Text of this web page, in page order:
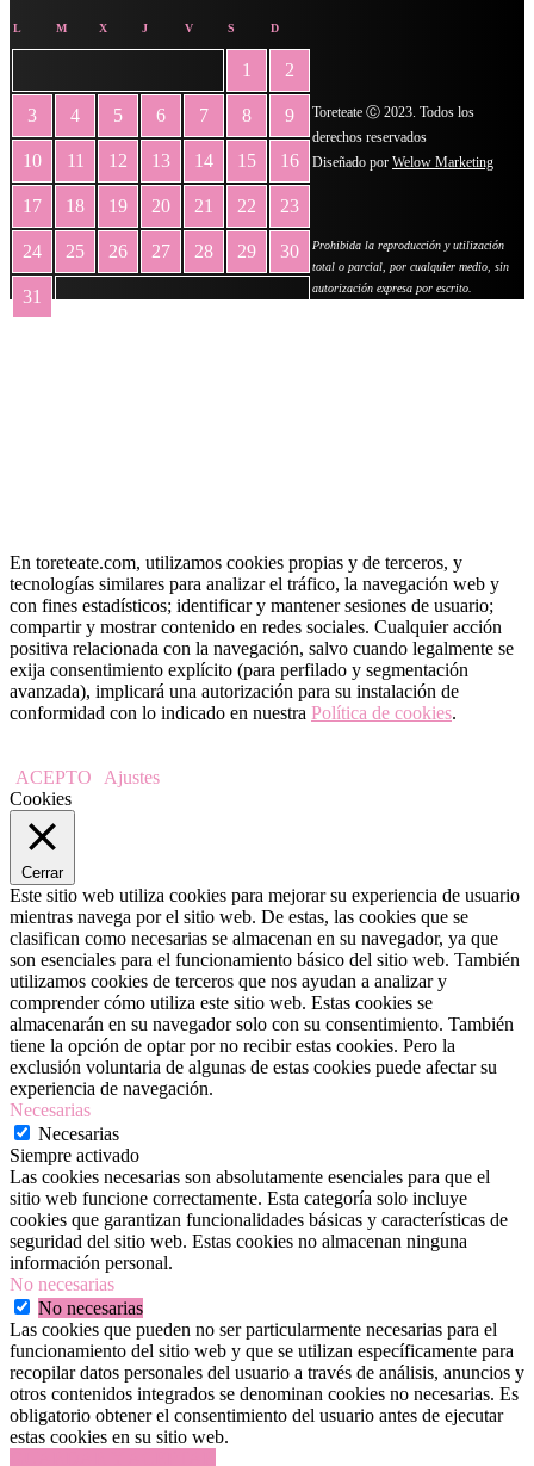
L M X J V S D
1 2
3 4 5 6 7 8 9
10 11 12 13 14 15 16
17 18 19 20 21 22 23
24 25 26 27 28 29 30
31
Toreteate Ⓒ 2023. Todos los
derechos reservados
Diseñado por Welow Marketing
Prohibida la reproducción y utilización
total o parcial, por cualquier medio, sin
autorización expresa por escrito.
En toreteate.com, utilizamos cookies propias y de terceros, y
tecnologías similares para analizar el tráfico, la navegación web y
con fines estadísticos; identificar y mantener sesiones de usuario;
compartir y mostrar contenido en redes sociales. Cualquier acción
positiva relacionada con la navegación, salvo cuando legalmente se
exija consentimiento explícito (para perfilado y segmentación
avanzada), implicará una autorización para su instalación de
conformidad con lo indicado en nuestra Política de cookies.
ACEPTO
Ajustes
Cookies
Cerrar
Este sitio web utiliza cookies para mejorar su experiencia de usuario
mientras navega por el sitio web. De estas, las cookies que se
clasifican como necesarias se almacenan en su navegador, ya que
son esenciales para el funcionamiento básico del sitio web. También
utilizamos cookies de terceros que nos ayudan a analizar y
comprender cómo utiliza este sitio web. Estas cookies se
almacenarán en su navegador solo con su consentimiento. También
tiene la opción de optar por no recibir estas cookies. Pero la
exclusión voluntaria de algunas de estas cookies puede afectar su
experiencia de navegación.
Necesarias
Necesarias
Siempre activado
Las cookies necesarias son absolutamente esenciales para que el
sitio web funcione correctamente. Esta categoría solo incluye
cookies que garantizan funcionalidades básicas y características de
seguridad del sitio web. Estas cookies no almacenan ninguna
información personal.
No necesarias
No necesarias
Las cookies que pueden no ser particularmente necesarias para el
funcionamiento del sitio web y que se utilizan específicamente para
recopilar datos personales del usuario a través de análisis, anuncios y
otros contenidos integrados se denominan cookies no necesarias. Es
obligatorio obtener el consentimiento del usuario antes de ejecutar
estas cookies en su sitio web.